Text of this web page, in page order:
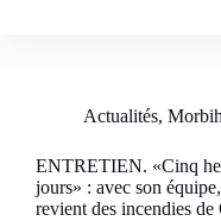
Actualités,
ENTRETIEN. «Cinq
jours» : avec son
revient des incendies